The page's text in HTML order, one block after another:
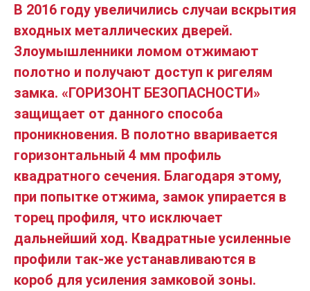
В 2016 году увеличились случаи вскрытия
входных металлических дверей.
Злоумышленники ломом отжимают
полотно и получают доступ к ригелям
замка. «ГОРИЗОНТ БЕЗОПАСНОСТИ»
защищает от данного способа
проникновения. В полотно вваривается
горизонтальный 4 мм профиль
квадратного сечения. Благодаря этому,
при попытке отжима, замок упирается в
торец профиля, что исключает
дальнейший ход. Квадратные усиленные
профили так-же устанавливаются в
короб для усиления замковой зоны.